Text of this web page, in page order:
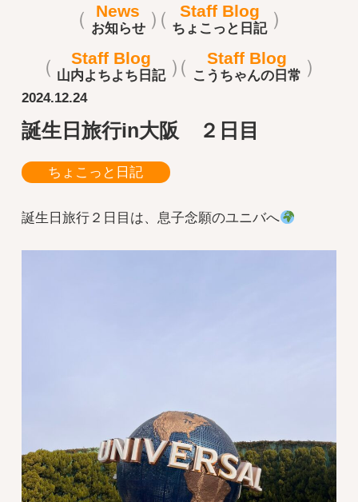
News
お知らせ
Staff Blog
ちょこっと日記
Staff Blog
山内よちよち日記
Staff Blog
こうちゃんの日常
2024.12.24
誕生日旅行in大阪 ２日目
ちょこっと日記
誕生日旅行２日目は、息子念願のユニバへ